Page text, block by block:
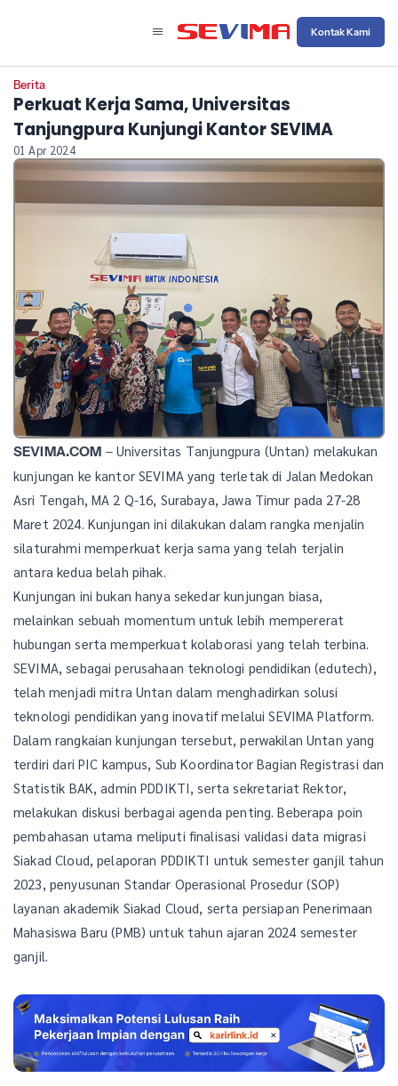
Kontak Kami
Berita
Perkuat Kerja Sama, Universitas
Tanjungpura Kunjungi Kantor SEVIMA
01 Apr 2024
SEVIMA.COM – Universitas Tanjungpura (Untan) melakukan
kunjungan ke kantor SEVIMA yang terletak di Jalan Medokan
Asri Tengah, MA 2 Q-16, Surabaya, Jawa Timur pada 27-28
Maret 2024. Kunjungan ini dilakukan dalam rangka menjalin
silaturahmi memperkuat kerja sama yang telah terjalin
antara kedua belah pihak.
Kunjungan ini bukan hanya sekedar kunjungan biasa,
melainkan sebuah momentum untuk lebih mempererat
hubungan serta memperkuat kolaborasi yang telah terbina.
SEVIMA, sebagai perusahaan teknologi pendidikan (edutech),
telah menjadi mitra Untan dalam menghadirkan solusi
teknologi pendidikan yang inovatif melalui SEVIMA Platform.
Dalam rangkaian kunjungan tersebut, perwakilan Untan yang
terdiri dari PIC kampus, Sub Koordinator Bagian Registrasi dan
Statistik BAK, admin PDDIKTI, serta sekretariat Rektor,
melakukan diskusi berbagai agenda penting. Beberapa poin
pembahasan utama meliputi finalisasi validasi data migrasi
Siakad Cloud, pelaporan PDDIKTI untuk semester ganjil tahun
2023, penyusunan Standar Operasional Prosedur (SOP)
layanan akademik Siakad Cloud, serta persiapan Penerimaan
Mahasiswa Baru (PMB) untuk tahun ajaran 2024 semester
ganjil.